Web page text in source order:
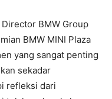
BMW Group
BMW MINI Plaza
yang sangat penting
sekadar
refleksi dari